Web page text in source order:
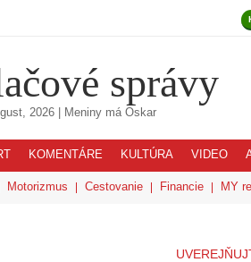
správy
2026| Meniny má Oskar
KOMENTÁRE KULTÚRA VIDEO
Motorizmus Cestovanie Financie MY